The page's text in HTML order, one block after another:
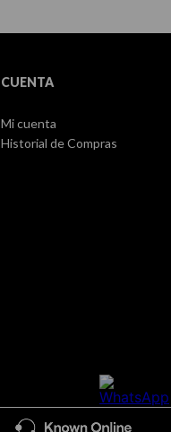
CUENTA
Mi cuenta
Historial de Compras